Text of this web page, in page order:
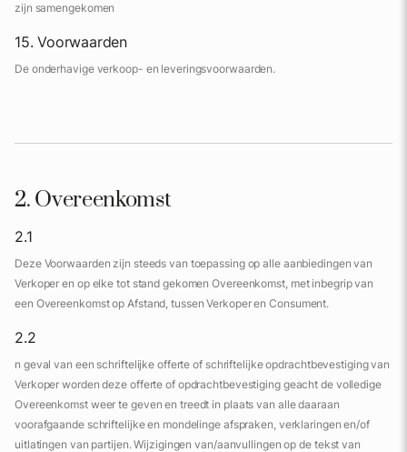
zijn samengekomen
15. Voorwaarden
De onderhavige verkoop- en leveringsvoorwaarden.
2. Overeenkomst
2.1
Deze Voorwaarden zijn steeds van toepassing op alle aanbiedingen van
Verkoper en op elke tot stand gekomen Overeenkomst, met inbegrip van
een Overeenkomst op Afstand, tussen Verkoper en Consument.
2.2
n geval van een schriftelijke offerte of schriftelijke opdrachtbevestiging van
Verkoper worden deze offerte of opdrachtbevestiging geacht de volledige
Overeenkomst weer te geven en treedt in plaats van alle daaraan
voorafgaande schriftelijke en mondelinge afspraken, verklaringen en/of
uitlatingen van partijen. Wijzigingen van/aanvullingen op de tekst van